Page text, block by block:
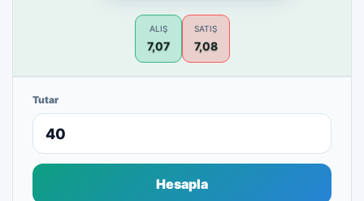
ALIŞ
7,07
SATIŞ
7,08
Tutar
Hesapla